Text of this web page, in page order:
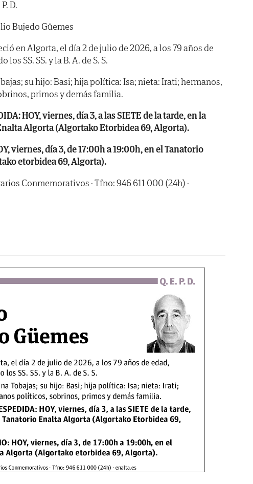
D.
Bujedo Güemes
en Algorta, el día 2 de julio de 2026, a los 79 años de
SS. SS. y la B. A. de S. S.
su hijo: Basi; hija política: Isa; nieta: Irati; hermanos,
primos y demás familia.
HOY, viernes, día 3, a las SIETE de la tarde, en la
Algorta (Algortako Etorbidea 69, Algorta).
viernes, día 3, de 17:00h a 19:00h, en el Tanatorio
etorbidea 69, Algorta).
Conmemorativos · Tfno: 946 611 000 (24h) ·